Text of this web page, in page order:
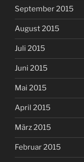
September 2015
August 2015
Juli 2015
Juni 2015
Mai 2015
April 2015
März 2015
Februar 2015